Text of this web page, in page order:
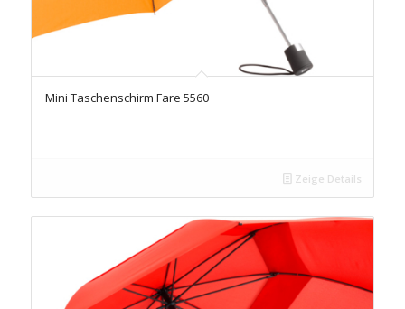
Mini Taschenschirm Fare 5560
Zeige Details